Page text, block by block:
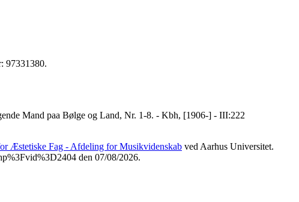
97331380.
Mand paa Bølge og Land, Nr. 1-8. - Kbh, [1906-] - III:222
Æstetiske Fag - Afdeling for Musikvidenskab ved Aarhus Universitet.
den 07/08/2026.